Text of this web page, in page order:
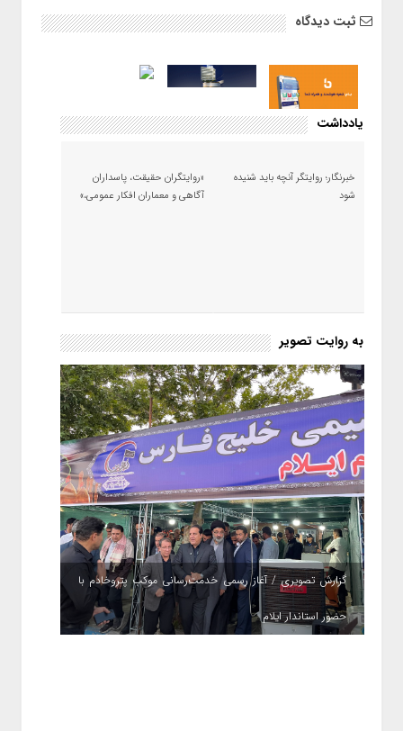
ثبت دیدگاه
یادداشت
خبرنگار؛ روایتگر آنچه باید شنیده
شود
«روایتگران حقیقت، پاسداران
آگاهی و معماران افکار عمومی،»
به روایت تصویر
گزارش تصویری / آغاز رسمی خدمت‌رسانی موکب پتروخادم با
حضور استاندار ایلام